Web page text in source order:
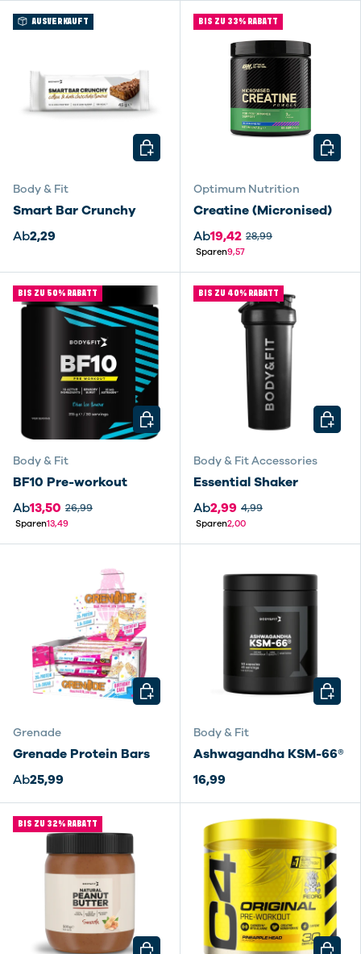
AUSVERKAUFT
Body & Fit
Smart Bar Crunchy
Ab2,29
OPTIONEN AUSWÄHLEN
BIS ZU 33% RABATT
Optimum Nutrition
Creatine (Micronised)
Ab19,42 28,99
Sparen9,57
BIS ZU 50% RABATT
Body & Fit
BF10 Pre-workout
Ab13,50 26,99
Sparen13,49
OPTIONEN AUSWÄHLEN
BIS ZU 40% RABATT
Body & Fit Accessories
Essential Shaker
Ab2,99 4,99
Sparen2,00
Grenade
Grenade Protein Bars
Ab25,99
OPTIONEN AUSWÄHLEN
Body & Fit
Ashwagandha KSM-66®
16,99
BIS ZU 32% RABATT
OPTIONEN AUSWÄHLEN